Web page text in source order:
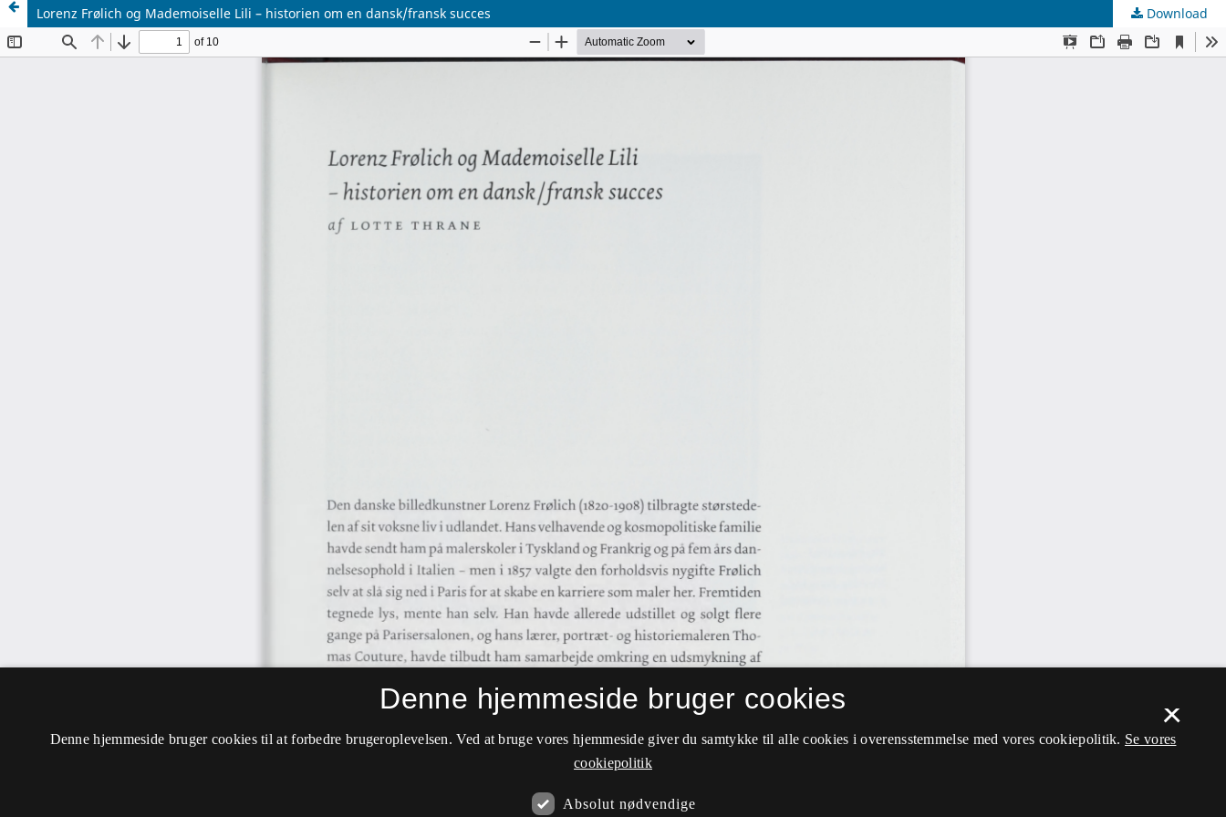
Lorenz Frølich og Mademoiselle Lili – historien om en dansk/fransk succes Download
×
Denne hjemmeside bruger cookies
Denne hjemmeside bruger cookies til at forbedre brugeroplevelsen. Ved at bruge vores hjemmeside giver du samtykke til alle cookies i overensstemmelse med vores cookiepolitik. Se vores
cookiepolitik
Absolut nødvendige